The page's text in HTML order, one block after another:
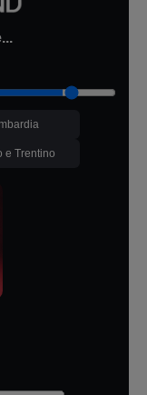
e Trentino